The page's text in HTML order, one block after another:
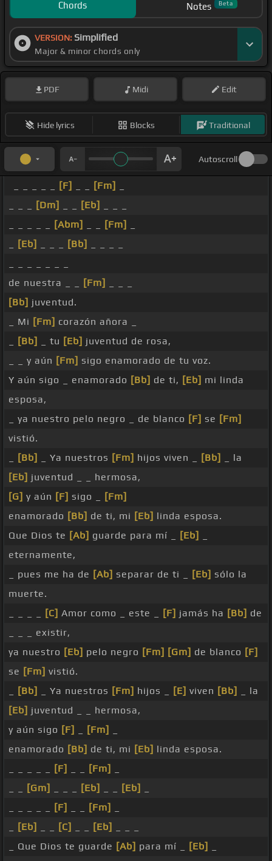
Chords Notes Beta
VERSION: Simplified
Major & minor chords only
PDF Midi Edit
Hide lyrics Blocks Traditional
Autoscroll
[F] [Fm]
[Dm] [Eb]
[Abm] [Fm]
[Eb] [Bb]
de nuestra _ _
[Fm]
[Bb] juventud.
_ Mi [Fm] corazón añora _
[Bb] _ tu [Eb] juventud de rosa,
_ _ y aún [Fm] sigo enamorado de tu voz.
Y aún sigo _ enamorado [Bb] de ti, [Eb] mi linda
esposa,
_ ya nuestro pelo negro _ de blanco [F] se [Fm]
vistió.
[Bb] _ Ya nuestros [Fm] hijos viven _ [Bb]
_ la
[Eb] juventud _ _ hermosa,
[G] y aún [F] sigo _
[Fm]
enamorado [Bb] de ti, mi [Eb] linda esposa.
Que Dios te [Ab] guarde para mí _ [Eb]
eternamente,
_ pues me ha de [Ab] separar de ti _ [Eb] sólo la
muerte.
[C] Amor como _ este _ [F] jamás ha [Bb] de
_ _ _ existir,
ya nuestro [Eb] pelo negro [Fm] [Gm] de blanco [F]
se [Fm] vistió.
[Bb] _ Ya nuestros [Fm] hijos _ [E] viven [Bb]
_ la
[Eb] juventud _ _ hermosa,
y aún sigo [F] [Fm]
enamorado [Bb] de ti, mi [Eb] linda esposa.
[F] [Fm]
[Gm] [Eb] [Eb]
[F] [Fm]
[Eb] [C] [Eb]
_ Que Dios te guarde [Ab] para mí _ [Eb]